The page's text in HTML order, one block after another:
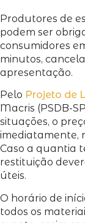
Produtores de
podem ser
consumidores
minutos,
apresentação.
Pelo Projeto de
Macris (PSDB-
situações, o
imediatamente,
Caso a quantia
restituição
úteis.
O horário de
todos os